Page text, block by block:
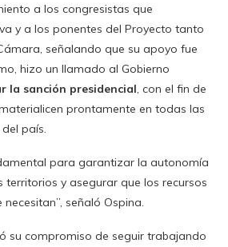
a los congresistas que
y a los ponentes del Proyecto tanto
señalando que su apoyo fue
hizo un llamado al Gobierno
la sanción presidencial , con el fin de
prontamente en todas las
país.
para garantizar la autonomía
territorios y asegurar que los recursos
señaló Ospina.
su compromiso de seguir trabajando